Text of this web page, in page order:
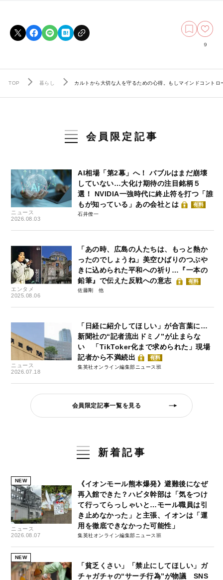
9
TOP 暮らし カルトから大切な人を守るための心得。もしマインドコントロ
会員限定記事
ニュース
2026.08.03
AI相場「第2幕」へ！ バブルはまだ崩壊
していない…大化け期待の注目銘柄５
選！ NVIDIA一強時代に終止符を打つ「誰
もが知っている」あの会社とは
有料
石井僚一
エンタメ
2025.08.06
「あの時、広島の人たちは、もっと熱か
ったのでしょうね」美空ひばりのつぶや
きに込められた平和への祈り…『一本の
鉛筆』で伝えた反戦への意志
有料
佐藤剛
ニュース
2026.07.18
「日経に紹介してほしい」が合言葉に…
新聞社の“記者流出ドミノ”が止まらな
い 「TikToker化まで求められた」現場
記者から不満続出
有料
集英社オンライン編集部ニュース班
会員限定記事一覧を見る
新着記事
NEW
ニュース
2026.08.07
《イオンモール熊本爆発》避難後になぜ
再入館できた？ハビタ幹部は「気をつけ
て行ってらっしゃいと…モール職員は引
き止めなかった」と主張、イオンは「運
用を徹底できなかった可能性」
集英社オンライン編集部ニュース班
NEW
「貧乏くさい」「禁止にしてほしい」ガ
チャガチャの“サーチ行為”が物議 SNS